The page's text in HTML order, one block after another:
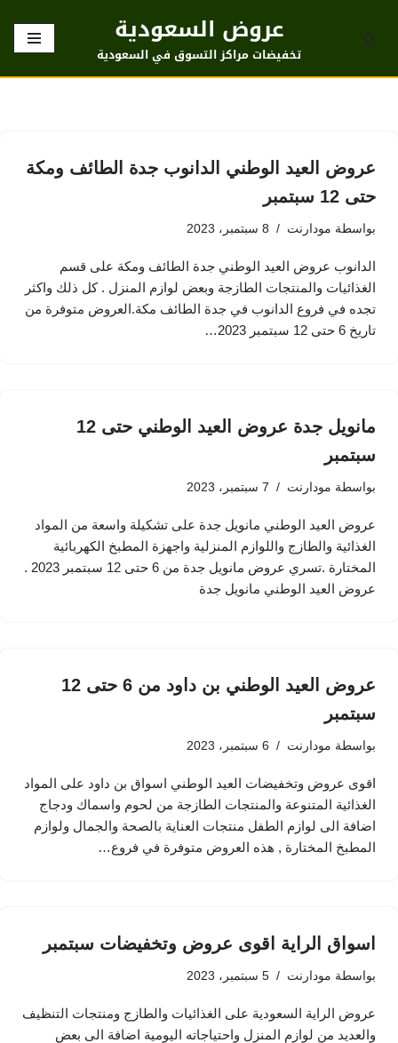
تخطى
عروض السعودية
تخفيضات مراكز التسوق في السعودية
عروض العيد الوطني الدانوب جدة الطائف ومكة
حتى 12 سبتمبر
بواسطة مودارنت 8 سبتمبر، 2023
الدانوب عروض العيد الوطني جدة الطائف ومكة على قسم
الغذائيات والمنتجات الطازجة وبعض لوازم المنزل . كل ذلك واكثر
تجده في فروع الدانوب في جدة الطائف مكة.العروض متوفرة من
تاريخ 6 حتى 12 سبتمبر 2023…
مانويل جدة عروض العيد الوطني حتى 12
سبتمبر
بواسطة مودارنت 7 سبتمبر، 2023
عروض العيد الوطني مانويل جدة على تشكيلة واسعة من المواد
الغذائية والطازج واللوازم المنزلية واجهزة المطبخ الكهربائية
المختارة .تسري عروض مانويل جدة من 6 حتى 12 سبتمبر 2023 .
عروض العيد الوطني مانويل جدة
عروض العيد الوطني بن داود من 6 حتى 12
سبتمبر
بواسطة مودارنت 6 سبتمبر، 2023
اقوى عروض وتخفيضات العيد الوطني اسواق بن داود على المواد
الغذائية المتنوعة والمنتجات الطازجة من لحوم واسماك ودجاج
اضافة الى لوازم الطفل منتجات العناية بالصحة والجمال ولوازم
المطبخ المختارة , هذه العروض متوفرة في فروع…
اسواق الراية اقوى عروض وتخفيضات سبتمبر
بواسطة مودارنت 5 سبتمبر، 2023
عروض الراية السعودية على الغذائيات والطازج ومنتجات التنظيف
والعديد من لوازم المنزل واحتياجاته اليومية اضافة الى بعض